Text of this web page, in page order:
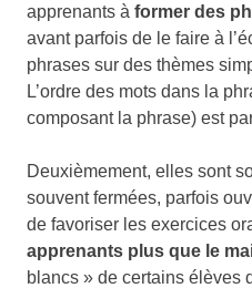
apprenants à former des
avant parfois de le faire à
phrases sur des thèmes
L’ordre des mots dans la
composant la phrase) est
Deuxièmement, elles sont
souvent fermées, parfois
de favoriser les exercices
apprenants plus que le
blancs » de certains élèves